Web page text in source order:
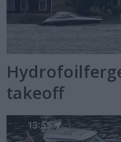
takeoff